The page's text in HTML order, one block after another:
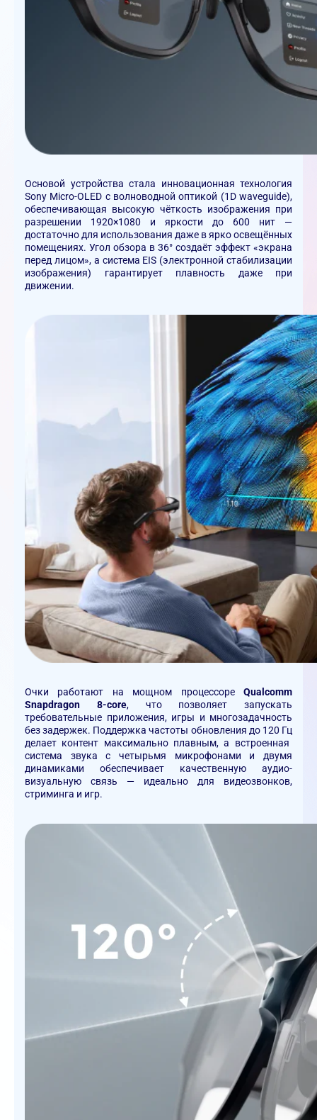
Основой устройства стала инновационная технология
Sony Micro-OLED с волноводной оптикой (1D waveguide),
обеспечивающая высокую чёткость изображения при
разрешении 1920×1080 и яркости до 600 нит —
достаточно для использования даже в ярко освещённых
помещениях. Угол обзора в 36° создаёт эффект «экрана
перед лицом», а система EIS (электронной стабилизации
изображения) гарантирует плавность даже при
движении.
Очки работают на мощном процессоре Qualcomm
Snapdragon 8-core, что позволяет запускать
требовательные приложения, игры и многозадачность
без задержек. Поддержка частоты обновления до 120 Гц
делает контент максимально плавным, а встроенная
система звука с четырьмя микрофонами и двумя
динамиками обеспечивает качественную аудио-
визуальную связь — идеально для видеозвонков,
стриминга и игр.